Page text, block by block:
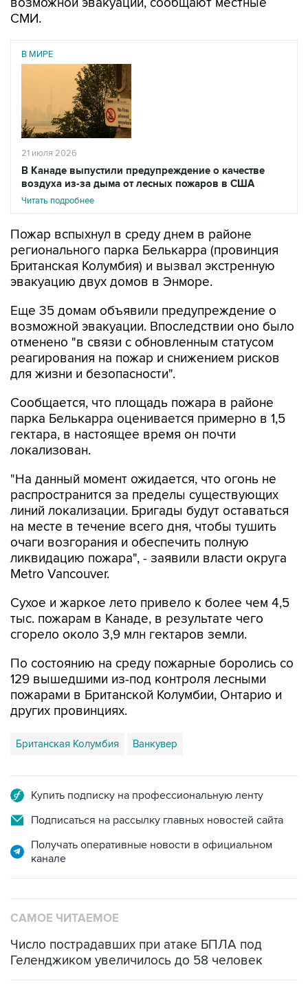
возможной эвакуации, сообщают местные
СМИ.
В МИРЕ
21 июля 2026
В Канаде выпустили предупреждение о качестве
воздуха из-за дыма от лесных пожаров в США
Читать подробнее
Пожар вспыхнул в среду днем в районе
регионального парка Белькарра (провинция
Британская Колумбия) и вызвал экстренную
эвакуацию двух домов в Энморе.
Еще 35 домам объявили предупреждение о
возможной эвакуации. Впоследствии оно было
отменено "в связи с обновленным статусом
реагирования на пожар и снижением рисков
для жизни и безопасности".
Сообщается, что площадь пожара в районе
парка Белькарра оценивается примерно в 1,5
гектара, в настоящее время он почти
локализован.
"На данный момент ожидается, что огонь не
распространится за пределы существующих
линий локализации. Бригады будут оставаться
на месте в течение всего дня, чтобы тушить
очаги возгорания и обеспечить полную
ликвидацию пожара", - заявили власти округа
Metro Vancouver.
Сухое и жаркое лето привело к более чем 4,5
тыс. пожарам в Канаде, в результате чего
сгорело около 3,9 млн гектаров земли.
По состоянию на среду пожарные боролись со
129 вышедшими из-под контроля лесными
пожарами в Британской Колумбии, Онтарио и
других провинциях.
Британская Колумбия Ванкувер
Купить подписку на профессиональную ленту
Подписаться на рассылку главных новостей сайта
Получать оперативные новости в официальном
канале
САМОЕ ЧИТАЕМОЕ
Число пострадавших при атаке БПЛА под
Геленджиком увеличилось до 58 человек